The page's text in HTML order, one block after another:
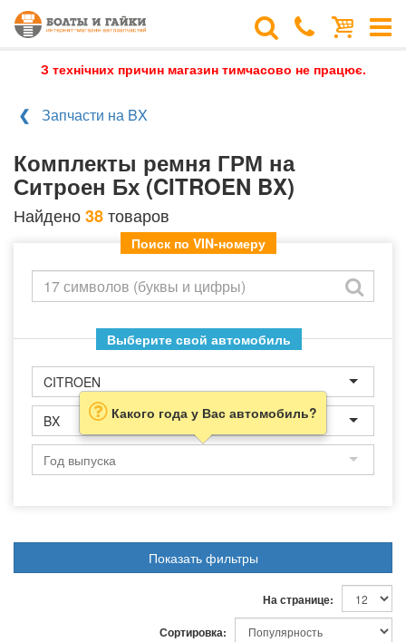
З технічних причин магазин тимчасово не працює.
Запчасти на BX
Комплекты ремня ГРМ на
Ситроен Бх (CITROEN BX)
Найдено38товаров
Поиск по VIN-номеру
Выберите свой автомобиль
CITROEN
BX Какого года у Вас автомобиль?
Показать фильтры
На странице:
Сортировка: